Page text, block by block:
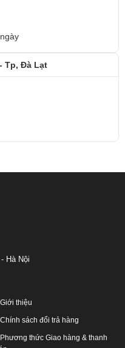
Tp, Đà Lạt
Hà Nội
Giới thiệu
Chính sách đổi trả hàng
Phương thức Giao hàng & thanh